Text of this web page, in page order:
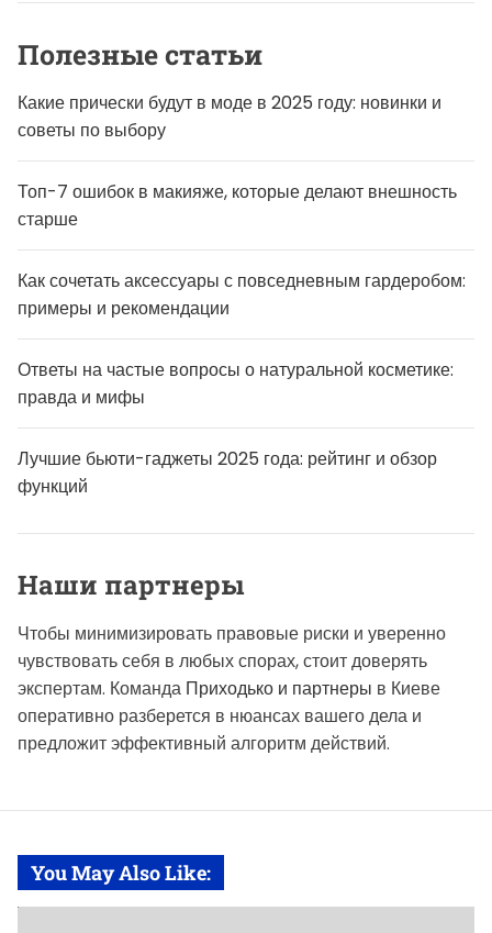
Полезные статьи
Какие прически будут в моде в 2025 году: новинки и
советы по выбору
Топ-7 ошибок в макияже, которые делают внешность
старше
Как сочетать аксессуары с повседневным гардеробом:
примеры и рекомендации
Ответы на частые вопросы о натуральной косметике:
правда и мифы
Лучшие бьюти-гаджеты 2025 года: рейтинг и обзор
функций
Наши партнеры
Чтобы минимизировать правовые риски и уверенно
чувствовать себя в любых спорах, стоит доверять
экспертам. Команда Приходько и партнеры в Киеве
оперативно разберется в нюансах вашего дела и
предложит эффективный алгоритм действий.
You May Also Like: